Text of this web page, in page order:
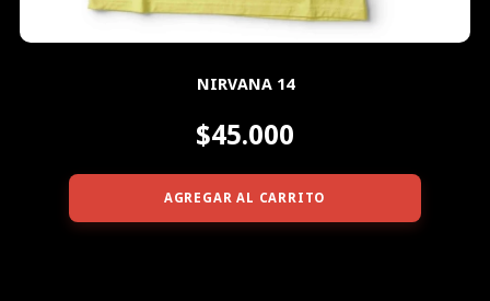
NIRVANA 14
$45.000
AGREGAR AL CARRITO